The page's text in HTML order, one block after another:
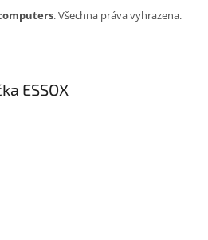
. Všechna práva vyhrazena.
ESSOX